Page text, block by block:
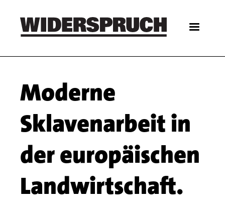
content
navigation
Moderne
Sklavenarbeit in
der europäischen
Landwirtschaft.